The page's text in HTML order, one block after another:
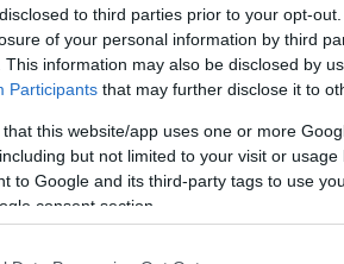
to third parties prior to your opt-
of your personal information by third
This information may also be disclosed by
Participants that may further disclose it to
that this website/app uses one or more
but not limited to your visit or
to Google and its third-party tags to use
consent section.
elkészült 120 fa sírjel és
és a kártevők miatt, több közülük
restaurálása a Magyar
már ki is emeltek a helyéről,
munkálatokat olyan